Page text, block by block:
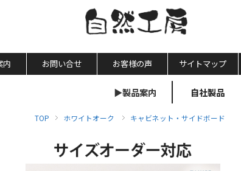
内 お問い合せ お客様の声 サイトマップ
▶製品案内 自社製品
TOP ホワイトオーク キャビネット・サイドボード